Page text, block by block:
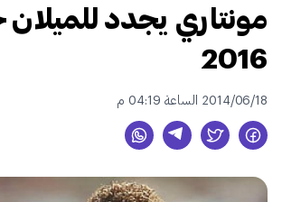
مونتاري يجدد
2016
2014/06/18 الساعة 04:19 م